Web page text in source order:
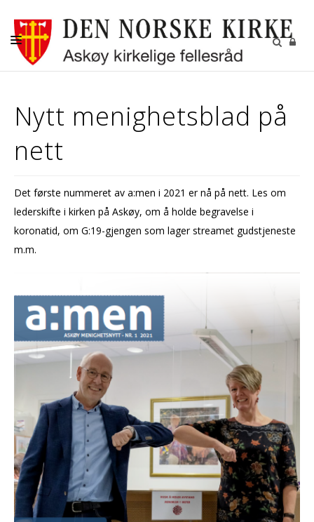
KALENDER
BARN
UNGDOM
Nytt menighetsblad på
nett
Det første nummeret av a:men i 2021 er nå på nett. Les om
lederskifte i kirken på Askøy, om å holde begravelse i
koronatid, om G:19-gjengen som lager streamet gudstjeneste
m.m.